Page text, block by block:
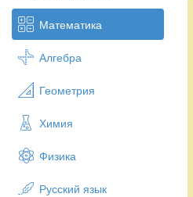
Математика
Алгебра
Геометрия
Химия
Физика
Русский язык